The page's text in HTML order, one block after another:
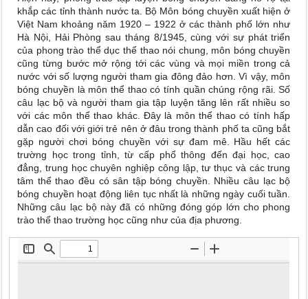
khắp các tỉnh thành nước ta. Bộ Môn bóng chuyền xuất hiện ở
Việt Nam khoảng năm 1920 – 1922 ở các thành phố lớn như
Hà Nội, Hải Phòng sau tháng 8/1945, cùng với sự phát triển
của phong trào thể dục thể thao nói chung, môn bóng chuyền
cũng từng bước mở rộng tới các vùng và mọi miền trong cả
nước với số lượng người tham gia đông đảo hơn. Vì vậy, môn
bóng chuyền là môn thể thao có tính quần chúng rộng rãi. Số
câu lạc bộ và người tham gia tập luyện tăng lên rất nhiều so
với các môn thể thao khác. Đây là môn thể thao có tính hấp
dẫn cao đối với giới trẻ nên ở đâu trong thành phố ta cũng bắt
gặp người chơi bóng chuyền với sự đam mê. Hầu hết các
trường học trong tỉnh, từ cấp phổ thông đến đại học, cao
đẳng, trung học chuyên nghiệp công lập, tư thục và các trung
tâm thể thao đều có sân tập bóng chuyền. Nhiều câu lạc bộ
bóng chuyền hoạt động liên tục nhất là những ngày cuối tuần.
Những câu lạc bộ này đã có những đóng góp lớn cho phong
trào thể thao trường học cũng như của địa phương.